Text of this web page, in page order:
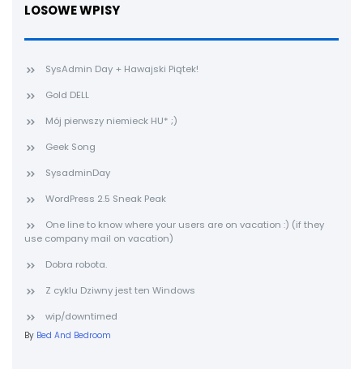
LOSOWE WPISY
SysAdmin Day + Hawajski Piątek!
Gold DELL
Mój pierwszy niemieck HU* ;)
Geek Song
SysadminDay
WordPress 2.5 Sneak Peak
One line to know where your users are on vacation :) (if they
use company mail on vacation)
Dobra robota.
Z cyklu Dziwny jest ten Windows
wip/downtimed
By Bed And Bedroom